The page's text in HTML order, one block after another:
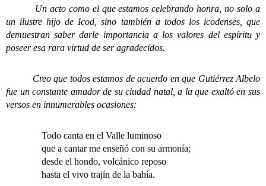
Un acto como el que estamos celebrando honra, no solo a
un ilustre hijo de Icod, sino también a todos los icodenses, que
demuestran saber darle importancia a los valores del espíritu y
poseer esa rara virtud de ser agradecidos.
Creo que todos estamos de acuerdo en que Gutiérrez Albelo
fue un constante amador de su ciudad natal, a la que exaltó en sus
versos en innumerables ocasiones:
Todo canta en el Valle luminoso
que a cantar me enseñó con su armonía;
desde el hondo, volcánico reposo
hasta el vivo trajín de la bahía.